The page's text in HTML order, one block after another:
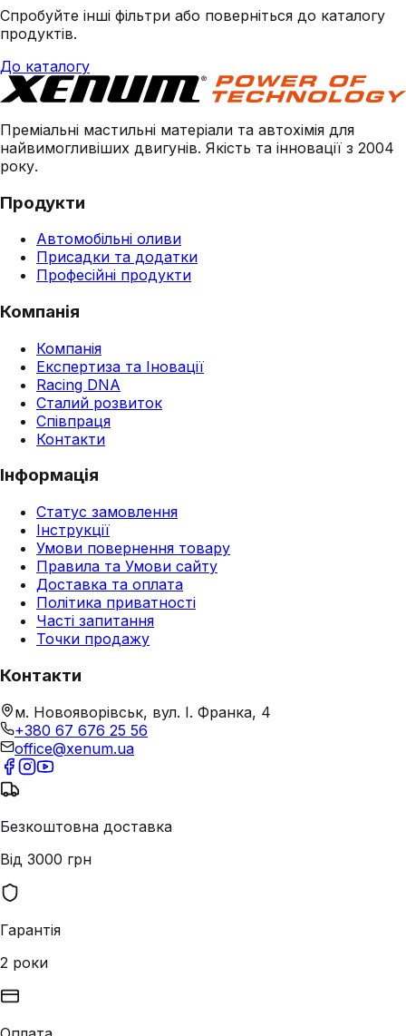
Спробуйте інші фільтри або поверніться до каталогу
продуктів.
До каталогу
Преміальні мастильні матеріали та автохімія для
найвимогливіших двигунів. Якість та інновації з 2004
року.
Продукти
Автомобільні оливи
Присадки та додатки
Професійні продукти
Компанія
Компанія
Експертиза та Іновації
Racing DNA
Сталий розвиток
Співпраця
Контакти
Інформація
Статус замовлення
Інструкції
Умови повернення товару
Правила та Умови сайту
Доставка та оплата
Політика приватності
Часті запитання
Точки продажу
Контакти
м. Новояворівськ, вул. І. Франка, 4
+380 67 676 25 56
office@xenum.ua
Безкоштовна доставка
Від 3000 грн
Гарантія
2 роки